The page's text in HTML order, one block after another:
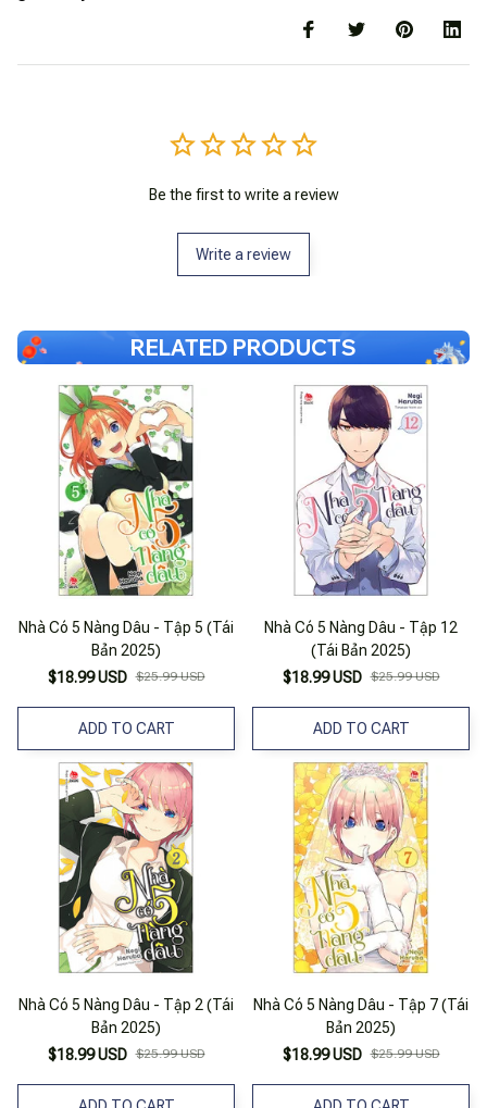
Be the first to write a review
Write a review
RELATED PRODUCTS
Nhà Có 5 Nàng Dâu - Tập 5 (Tái
Bản 2025)
$18.99 USD $25.99 USD
ADD TO CART
Nhà Có 5 Nàng Dâu - Tập 12
(Tái Bản 2025)
$18.99 USD $25.99 USD
ADD TO CART
Nhà Có 5 Nàng Dâu - Tập 2 (Tái
Bản 2025)
$18.99 USD $25.99 USD
Nhà Có 5 Nàng Dâu - Tập 7 (Tái
Bản 2025)
$18.99 USD $25.99 USD